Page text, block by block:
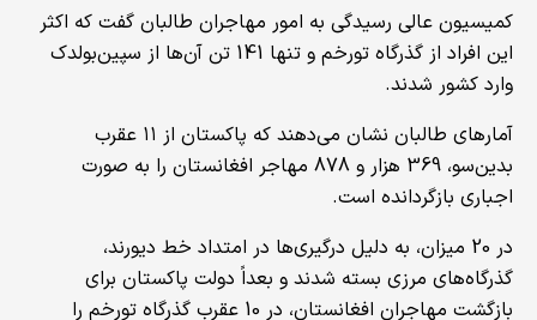
کمیسیون عالی رسیدگی به امور مهاجران طالبان گفت که اکثر
این افراد از گذرگاه تورخم و تنها 141 تن آن‌ها از سپین‌بولدک
وارد کشور شدند.
آمارهای طالبان نشان می‌دهند که پاکستان از ۱۱ عقرب
بدین‌سو، 369 هزار و 878 مهاجر افغانستان را به صورت
اجباری بازگردانده است.
در 20 میزان، به دلیل درگیر‌ی‌ها در امتداد خط دیورند،
گذرگاه‌های مرزی بسته شدند و بعداً دولت پاکستان برای
بازگشت مهاجران افغانستان، در 10 عقرب گذرگاه تورخم را